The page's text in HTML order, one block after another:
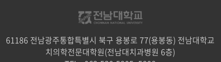
61186 전남광주통합특별시 북구 용봉로 77(용봉동) 전남대학교
치의학전문대학원(전남대치과병원 6층)